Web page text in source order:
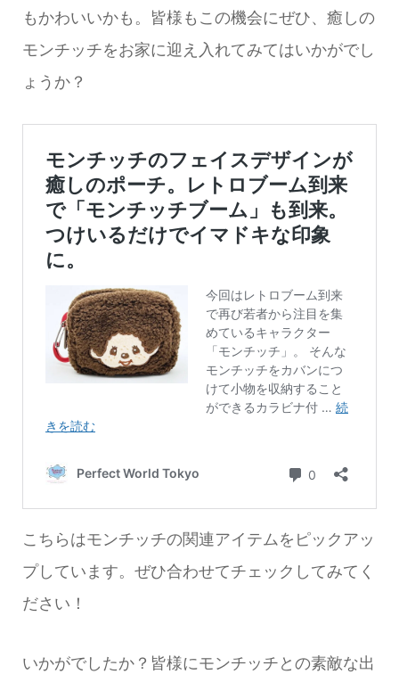
もかわいいかも。皆様もこの機会にぜひ、癒しの
モンチッチをお家に迎え入れてみてはいかがでし
ょうか？
こちらはモンチッチの関連アイテムをピックアッ
プしています。ぜひ合わせてチェックしてみてく
ださい！
いかがでしたか？皆様にモンチッチとの素敵な出